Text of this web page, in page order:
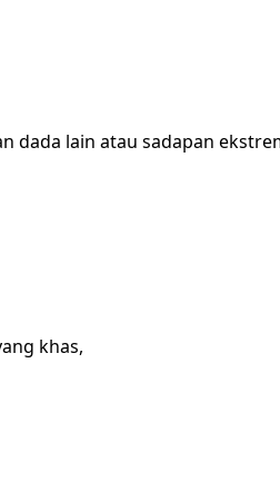
dada lain atau sadapan
khas,